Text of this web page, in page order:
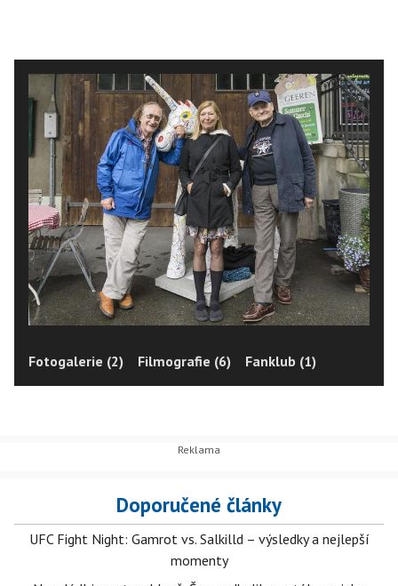
Fotogalerie (2) Filmografie (6) Fanklub (1)
Doporučené články
UFC Fight Night: Gamrot vs. Salkilld – výsledky a nejlepší
momenty